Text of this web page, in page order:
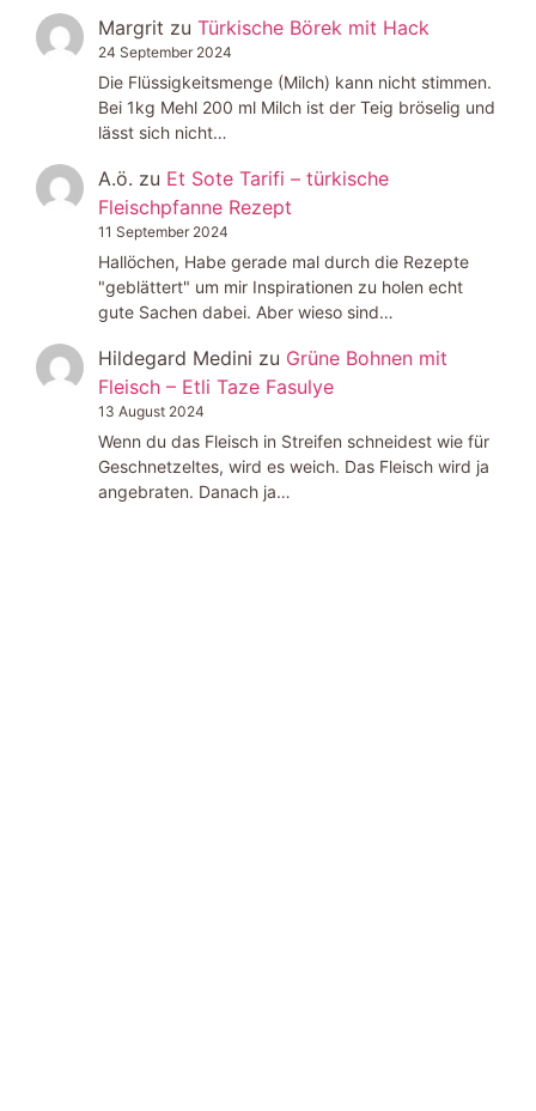
Margrit zu Türkische Börek mit Hack
24 September 2024
Die Flüssigkeitsmenge (Milch) kann nicht stimmen.
Bei 1kg Mehl 200 ml Milch ist der Teig bröselig und
lässt sich nicht…
A.ö. zu Et Sote Tarifi – türkische
Fleischpfanne Rezept
11 September 2024
Hallöchen, Habe gerade mal durch die Rezepte
"geblättert" um mir Inspirationen zu holen echt
gute Sachen dabei. Aber wieso sind…
Hildegard Medini zu Grüne Bohnen mit
Fleisch – Etli Taze Fasulye
13 August 2024
Wenn du das Fleisch in Streifen schneidest wie für
Geschnetzeltes, wird es weich. Das Fleisch wird ja
angebraten. Danach ja…